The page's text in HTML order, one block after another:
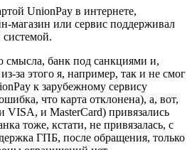
UnionPay в интернете,
магазин или сервис поддерживал
системой.
смысла, банк под санкциями и,
за этого я, например, так и не смог
к зарубежному сервису
что карта отклонена), а, вот,
VISA, и MasterCard) привязались
тоже, кстати, не привязалась, с
ГПБ, после обращения, только